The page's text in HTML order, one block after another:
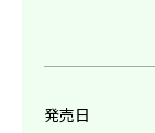
発売日